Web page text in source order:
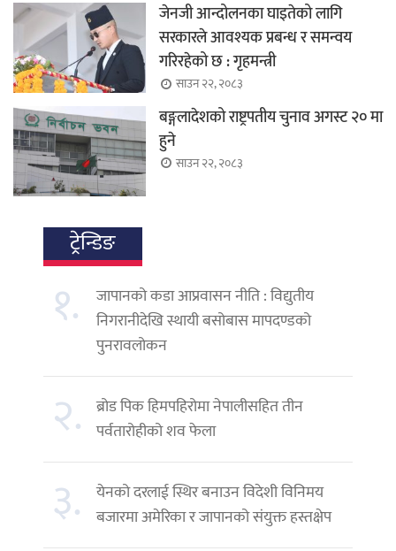
जेनजी आन्दोलनका घाइतेको लागि
सरकारले आवश्यक प्रबन्ध र समन्वय
गरिरहेको छ : गृहमन्त्री
साउन २२, २०८३
बङ्गलादेशको राष्ट्रपतीय चुनाव अगस्ट २० मा
हुने
साउन २२, २०८३
ट्रेन्डिङ
१.
जापानको कडा आप्रवासन नीति : विद्युतीय
निगरानीदेखि स्थायी बसोबास मापदण्डको
पुनरावलोकन
२. ब्रोड पिक हिमपहिरोमा नेपालीसहित तीन
पर्वतारोहीको शव फेला
३.
येनको दरलाई स्थिर बनाउन विदेशी विनिमय
बजारमा अमेरिका र जापानको संयुक्त हस्तक्षेप